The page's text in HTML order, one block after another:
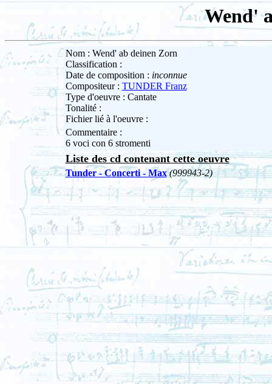
Wend'
Nom : Wend' ab deinen Zorn
Classification :
Date de composition : inconnue
Compositeur : TUNDER Franz
Type d'oeuvre : Cantate
Tonalité :
Fichier lié à l'oeuvre :
Commentaire :
6 voci con 6 stromenti
Liste des cd contenant cette oeuvre
Tunder - Concerti - Max (999943-2)